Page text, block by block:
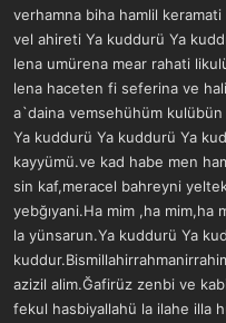
verhamna biha hamlil
vel ahireti Ya kuddurü Ya
lena umürena mear rahati
lena haceten fi seferina ve
a`daina vemsehühüm kulübün
Ya kuddurü Ya kuddurü Ya
kayyümü.ve kad habe men
sin kaf,meracel bahreyni
yebğıyani.Ha mim ,ha
la yünsarun.Ya kuddurü Ya
azizil alim.Ğafirüz zenbi ve
fekul hasbiyallahü la ilahe illa